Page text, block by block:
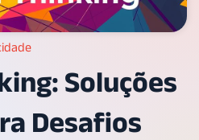
Soluções
Desafios